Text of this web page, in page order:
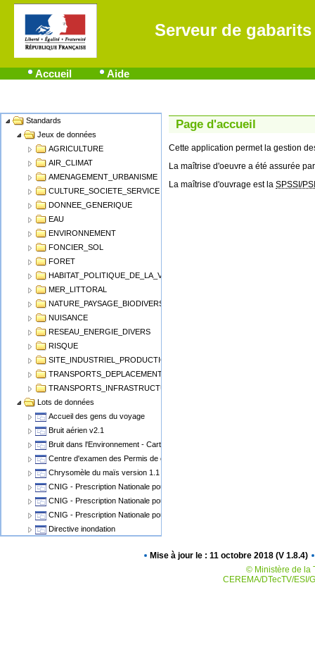
Serveur de gabarits
Accueil Aide
Name Standards
Jeux de données
AGRICULTURE
AIR_CLIMAT
AMENAGEMENT_URBANISME
CULTURE_SOCIETE_SERVICE
DONNEE_GENERIQUE
EAU
ENVIRONNEMENT
FONCIER_SOL
FORET
HABITAT_POLITIQUE_DE_LA_VILLE
MER_LITTORAL
NATURE_PAYSAGE_BIODIVERSITE
NUISANCE
RESEAU_ENERGIE_DIVERS
RISQUE
SITE_INDUSTRIEL_PRODUCTION
TRANSPORTS_DEPLACEMENT
TRANSPORTS_INFRASTRUCTURE
Lots de données
Accueil des gens du voyage
Bruit aérien v2.1
Bruit dans l'Environnement - Cartographie du Bruit v1.1
Centre d'examen des Permis de conduire
Chrysomèle du maïs version 1.1
CNIG - Prescription Nationale pour les Cartes Communales
CNIG - Prescription Nationale pour les PLU, POS
CNIG - Prescription Nationale pour les Servitudes d'Utilité Publique (SUP)
Directive inondation
Epidémiosurveillance animale
Page d'accueil
Cette application permet la gestion
La maîtrise d'oeuvre a été assurée
La maîtrise d'ouvrage est la SPSSI/
Mise à jour le : 11 octobre 2018 (V 1.8.4)
© Ministère de la
CEREMA/DTecTV/ESI/